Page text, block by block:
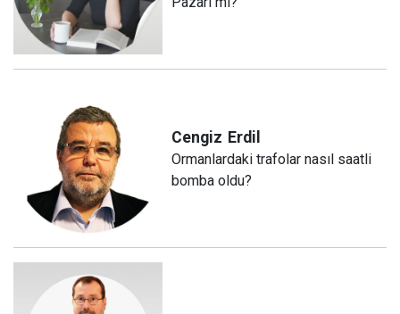
Cengiz Erdil
Ormanlardaki trafolar nasıl saatli
bomba oldu?